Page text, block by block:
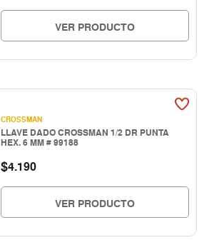
VER PRODUCTO
CROSSMAN
LLAVE DADO CROSSMAN 1/2 DR PUNTA
HEX. 6 MM # 99188
$4.190
VER PRODUCTO